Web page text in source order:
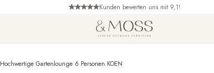
Kunden bewerten uns mit 9,1!
Hochwertige Gartenlounge 6 Personen KOEN